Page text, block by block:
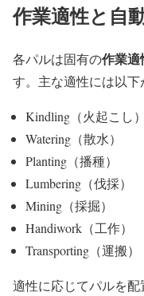
作業適性と自
各パルは固有の作業適
す。主な適性には以下
Kindling（火起こし）
Watering（散水）
Planting（播種）
Lumbering（伐採）
Mining（採掘）
Handiwork（工作）
Transporting（運搬）
適性に応じてパルを